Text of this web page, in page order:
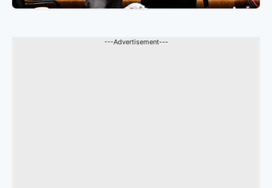
---Advertisement---